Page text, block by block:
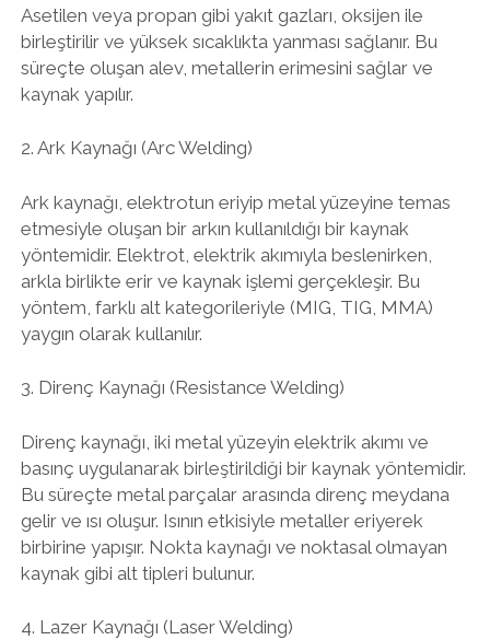
Asetilen veya propan gibi yakıt gazları, oksijen ile
birleştirilir ve yüksek sıcaklıkta yanması sağlanır. Bu
süreçte oluşan alev, metallerin erimesini sağlar ve
kaynak yapılır.
2. Ark Kaynağı (Arc Welding)
Ark kaynağı, elektrotun eriyip metal yüzeyine temas
etmesiyle oluşan bir arkın kullanıldığı bir kaynak
yöntemidir. Elektrot, elektrik akımıyla beslenirken,
arkla birlikte erir ve kaynak işlemi gerçekleşir. Bu
yöntem, farklı alt kategorileriyle (MIG, TIG, MMA)
yaygın olarak kullanılır.
3. Direnç Kaynağı (Resistance Welding)
Direnç kaynağı, iki metal yüzeyin elektrik akımı ve
basınç uygulanarak birleştirildiği bir kaynak yöntemidir.
Bu süreçte metal parçalar arasında direnç meydana
gelir ve ısı oluşur. Isının etkisiyle metaller eriyerek
birbirine yapışır. Nokta kaynağı ve noktasal olmayan
kaynak gibi alt tipleri bulunur.
4. Lazer Kaynağı (Laser Welding)